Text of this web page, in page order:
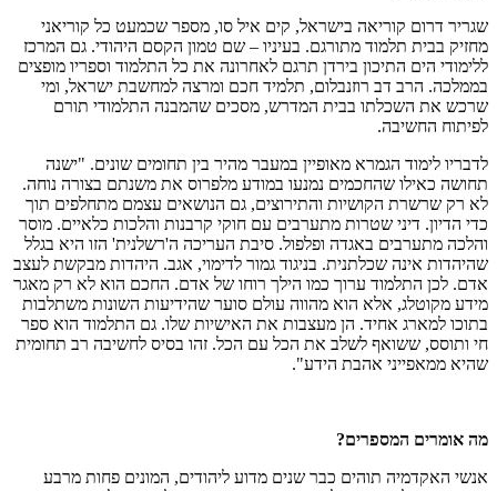
שגריר דרום קוריאה בישראל, קים איל סו, מספר שכמעט כל קוריאני
מחזיק בבית תלמוד מתורגם. בעיניו – שם טמון הקסם היהודי. גם המרכז
ללימודי הים התיכון בירדן תרגם לאחרונה את כל התלמוד וספריו מופצים
בממלכה. הרב דב רוזנבלום, תלמיד חכם ומרצה למחשבת ישראל, ומי
שרכש את השכלתו בבית המדרש, מסכים שהמבנה התלמודי תורם
לפיתוח החשיבה.
לדבריו לימוד הגמרא מאופיין במעבר מהיר בין תחומים שונים. "ישנה
תחושה כאילו שהחכמים נמנעו במודע מלפרוס את משנתם בצורה נוחה.
לא רק שרשרת הקושיות והתירוצים, גם הנושאים עצמם מתחלפים תוך
כדי הדיון. דיני שטרות מתערבים עם חוקי קרבנות והלכות כלאיים. מוסר
והלכה מתערבים באגדה ופלפול. סיבת העריכה ה'רשלנית' הזו היא בגלל
שהיהדות אינה שכלתנית. בניגוד גמור לדימוי, אגב. היהדות מבקשת לעצב
אדם. לכן התלמוד ערוך כמו הילך רוחו של אדם. החכם הוא לא רק מאגר
מידע מקוטלג, אלא הוא מהווה עולם סוער שהידיעות השונות משתלבות
בתוכו למארג אחיד. הן מעצבות את האישיות שלו. גם התלמוד הוא ספר
חי ותוסס, ששואף לשלב את הכל עם הכל. זהו בסיס לחשיבה רב תחומית
שהיא ממאפייני אהבת הידע".
מה אומרים המספרים?
אנשי האקדמיה תוהים כבר שנים מדוע ליהודים, המונים פחות מרבע